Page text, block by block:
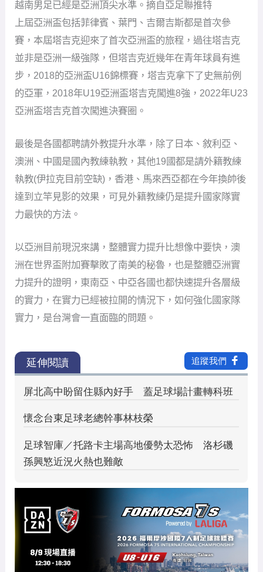
越南男足已經是亞洲頂尖水準。摘自亞足聯推特
上屆亞洲盃包括菲律賓、葉門、吉爾吉斯都是首次參
賽，本屆塔吉克迎來了首次亞洲盃的旅程，過往塔吉克
並非是亞洲一級強隊，但塔吉克近幾年在青年球員有進
步，2018的亞洲盃U16錦標賽，塔吉克拿下了史無前例
的亞軍，2018年U19亞洲盃塔吉克闖進8強，2022年U23
亞洲盃塔吉克首次闖進決賽圈。
最後是各國都聘請外教提升水準，除了日本、敘利亞、
澳洲、中國是國內教練執教，其他19國都是請外籍教練
執教(伊拉克目前空缺)，香港、馬來西亞都在今年換帥後
達到立竿見影的效果，可見外籍教練仍是提升國家隊實
力最快的方法。
以亞洲目前現況來講，整體實力提升比想像中要快，澳
洲在世界盃附加賽擊敗了南美的秘魯，也是整體亞洲實
力提升的證明，東南亞、中亞各國也都快速提升各層級
的實力，在實力已經被拉開的情況下，如何強化國家隊
實力，是台灣會一直面臨的問題。